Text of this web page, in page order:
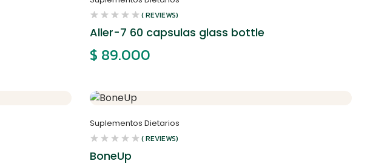
( REVIEWS)
Aller-7 60 capsulas glass bottle
$ 89.000
Suplementos Dietarios
( REVIEWS)
BoneUp